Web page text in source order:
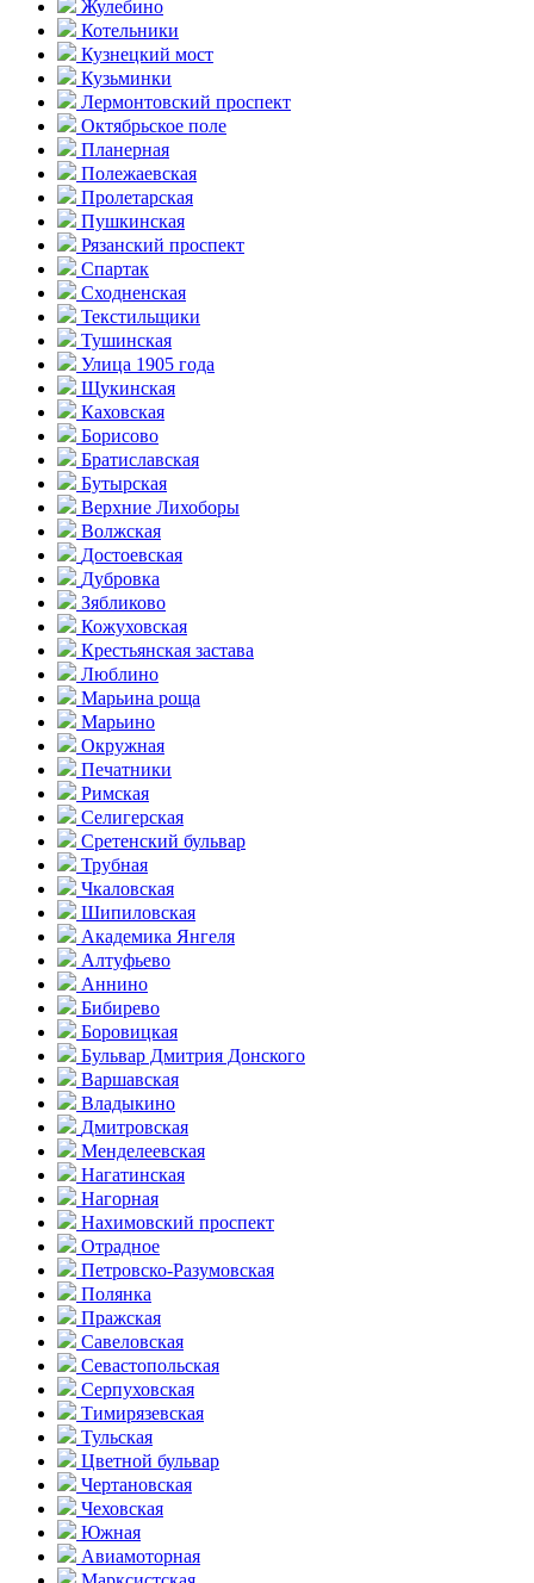
Жулебино
Котельники
Кузнецкий мост
Кузьминки
Лермонтовский проспект
Октябрьское поле
Планерная
Полежаевская
Пролетарская
Пушкинская
Рязанский проспект
Спартак
Сходненская
Текстильщики
Тушинская
Улица 1905 года
Щукинская
Каховская
Борисово
Братиславская
Бутырская
Верхние Лихоборы
Волжская
Достоевская
Дубровка
Зябликово
Кожуховская
Крестьянская застава
Люблино
Марьина роща
Марьино
Окружная
Печатники
Римская
Селигерская
Сретенский бульвар
Трубная
Чкаловская
Шипиловская
Академика Янгеля
Алтуфьево
Аннино
Бибирево
Боровицкая
Бульвар Дмитрия Донского
Варшавская
Владыкино
Дмитровская
Менделеевская
Нагатинская
Нагорная
Нахимовский проспект
Отрадное
Петровско-Разумовская
Полянка
Пражская
Савеловская
Севасто­польская
Серпуховская
Тимирязевская
Тульская
Цветной бульвар
Чертановская
Чеховская
Южная
Авиамоторная